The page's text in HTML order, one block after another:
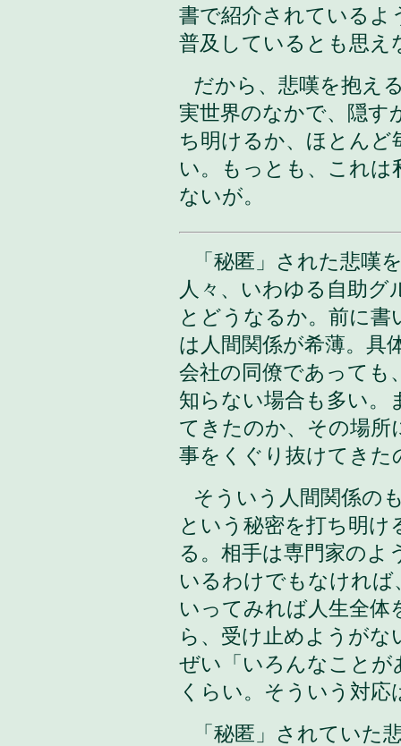
書で紹介されているよ
普及しているとも思え
だから、悲嘆を抱え
実世界のなかで、隠す
ち明けるか、ほとん
い。もっとも、これは
ないが。
「秘匿 」された悲嘆
人々、いわゆる自助
とどうなるか。前に
は人間関係が希薄。具
会社の同僚であっても
知らない場合も多い。
てきたのか、その場
事をくぐり抜けてきた
そういう人間関係の
という秘密を打ち明
る。 相手は専門家のよ
いるわけでもなけれ
いってみれば人生全
ら、受け止めようが
ぜい「いろんなこと
くらい。そういう対
「秘匿」されていた